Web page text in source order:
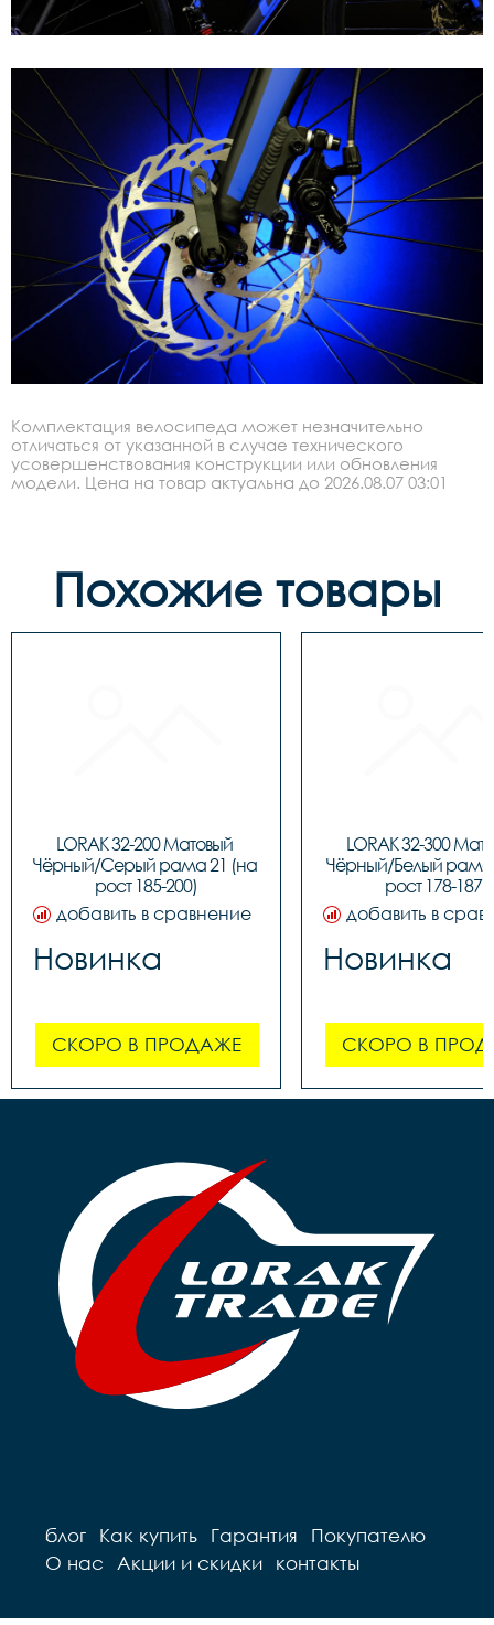
Комплектация велосипеда может незначительно
отличаться от указанной в случае технического
усовершенствования конструкции или обновления
модели. Цена на товар актуальна до 2026.08.07 03:01
Похожие товары
LORAK 32-200 Матовый
Чёрный/Серый рама 21 (на
рост 185-200)
добавить в сравнение
Новинка
СКОРО В ПРОДАЖЕ
LORAK 32-300
Чёрный/Белый рама
рост 178-187)
добавить в
Новинка
СКОРО В
блог Как купить Гарантия
Покупателю
О нас
Акции и скидки контакты